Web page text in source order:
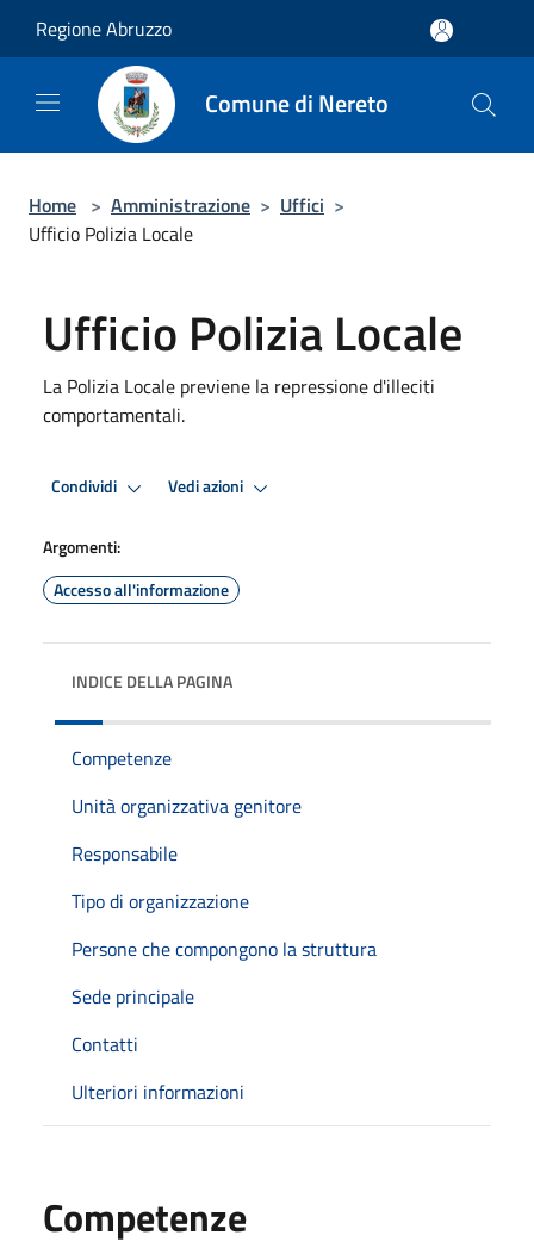
Regione Abruzzo
Comune di Nereto
Home > Amministrazione > Uffici >
Ufficio Polizia Locale
Ufficio Polizia Locale
La Polizia Locale previene la repressione d'illeciti
comportamentali.
Condividi Vedi azioni
Argomenti:
Accesso all'informazione
INDICE DELLA PAGINA
Competenze
Unità organizzativa genitore
Responsabile
Tipo di organizzazione
Persone che compongono la struttura
Sede principale
Contatti
Ulteriori informazioni
Competenze